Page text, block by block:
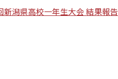
新潟県高校一年生大会 結果報告